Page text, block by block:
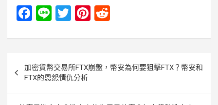
F
ce
b
o
o
Li
e
T
tt
er
Pi
er
es
t
d
di
t
章
導
加密貨幣交易所FTX崩盤，幣安為何要狙擊FTX？幣安和
FTX的恩怨情仇分析